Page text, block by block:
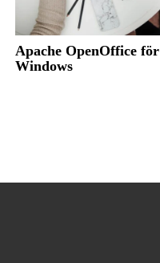
Apache OpenOffice för
Windows